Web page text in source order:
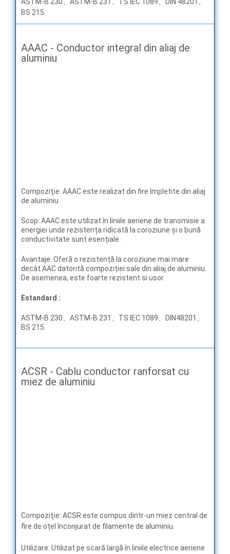
ASTM-B 230、ASTM-B 231、TS IEC 1089、DIN 48201、
BS 215.
AAAC - Conductor integral din aliaj de
aluminiu
Compoziţie: AAAC este realizat din fire împletite din aliaj
de aluminiu.
Scop: AAAC este utilizat în liniile aeriene de transmisie a
energiei unde rezistența ridicată la coroziune și o bună
conductivitate sunt esențiale.
Avantaje: Oferă o rezistență la coroziune mai mare
decât AAC datorită compoziției sale din aliaj de aluminiu.
De asemenea, este foarte rezistent si usor.
Estandard :
ASTM-B 230、ASTM-B 231、TS IEC 1089、DIN48201、
BS 215.
ACSR - Cablu conductor ranforsat cu
miez de aluminiu
Compoziţie: ACSR este compus dintr-un miez central de
fire de oțel înconjurat de filamente de aluminiu.
Utilizare: Utilizat pe scară largă în liniile electrice aeriene